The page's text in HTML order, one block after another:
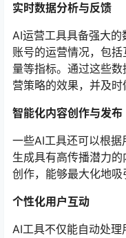
实时数据分析与反馈
AI运营工具具备强大
账号的运营情况，包
量等指标。通过这些
营策略的效果，并及时
智能化内容创作与发布
一些AI工具还可以根
生成具有高传播潜力
创作，能够最大化地吸
个性化用户互动
AI工具不仅能自动处